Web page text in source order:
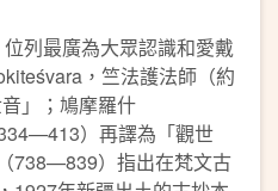
列最廣為大眾認識和愛戴
，竺法護法師（約
」；鳩摩羅什
）再譯為「觀世
738—839）指出在梵文古